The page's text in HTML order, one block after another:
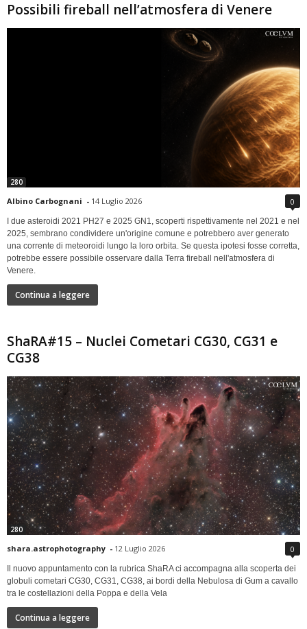
Possibili fireball nell’atmosfera di Venere
280
Albino Carbognani - 14 Luglio 2026 0
I due asteroidi 2021 PH27 e 2025 GN1, scoperti rispettivamente nel 2021 e nel
2025, sembrano condividere un'origine comune e potrebbero aver generato
una corrente di meteoroidi lungo la loro orbita. Se questa ipotesi fosse corretta,
potrebbe essere possibile osservare dalla Terra fireball nell'atmosfera di
Venere.
Continua a leggere
ShaRA#15 – Nuclei Cometari CG30, CG31 e
CG38
280
shara.astrophotography - 12 Luglio 2026 0
Il nuovo appuntamento con la rubrica ShaRA ci accompagna alla scoperta dei
globuli cometari CG30, CG31, CG38, ai bordi della Nebulosa di Gum a cavallo
tra le costellazioni della Poppa e della Vela
Continua a leggere